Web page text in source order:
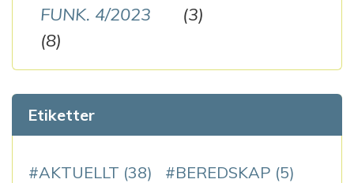
FUNK. 4/2023
(8)
(3)
Etiketter
AKTUELLT (38) BEREDSKAP (5)